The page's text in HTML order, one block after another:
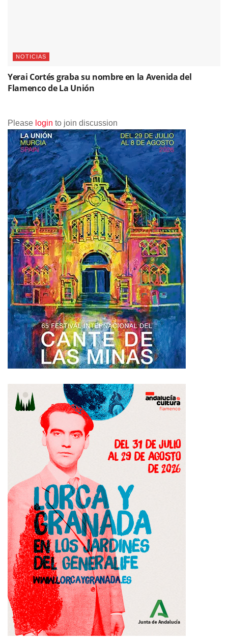
NOTICIAS
Yerai Cortés graba su nombre en la Avenida del
Flamenco de La Unión
Please login to join discussion